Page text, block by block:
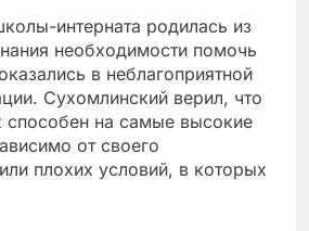
интерната родилась из
необходимости помочь
в неблагоприятной
Сухомлинский верил, что
на самые высокие
от своего
плохих условий, в которых